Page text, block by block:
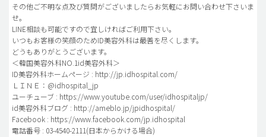
その他ご不明な点及び質問がございましたらお気軽にお問い合わせ下さいま
せ。
LINE相談も可能ですので宜しければご利用下さい。
いつもお客様の笑顔のためID美容外科は最善を尽くします。
どうもありがとうございます。
＜韓国美容外科NO.1id美容外科＞
ID美容外科ホームページ : http://jp.idhospital.com/
ＬＩＮＥ：@idhospital_jp
ユーチューブ : https://www.youtube.com/user/idhospitaljp/
id美容外科ブログ : http://ameblo.jp/jpidhospital/
Facebook : https://www.facebook.com/jp.idhospital
電話番号 : 03-4540-2111(日本からかける場合)